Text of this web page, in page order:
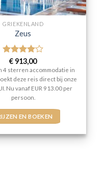
GRIEKENLAND
Zeus
Gewaardeerd
4 uit 5
€ 913,00
4 sterren accommodatie in
deze reis direct bij onze
Nu vanaf EUR 913.00 per
persoon.
EN BOEKEN